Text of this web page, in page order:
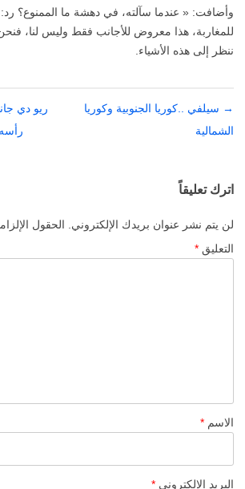
وأضافت: « عندما سآلته، في دهشة ما الممنوع؟
للمغاربة، هذا معروض للأجانب فقط وليس لنا،
ننظر إلى هذه الأشياء.
تصفّح
المقالات
→ سيلفي ..كوريا الجنوبية وكوريا
الشمالية
اترك تعليقاً
لن يتم نشر عنوان بريدك الإلكتروني. الحقول
التعليق *
الاسم *
البريد الإلكتروني *